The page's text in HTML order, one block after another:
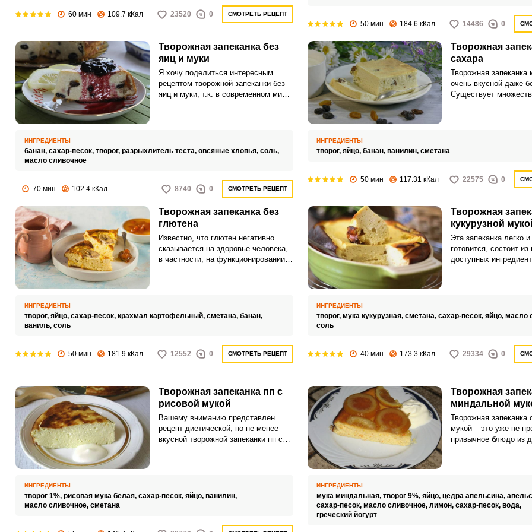
60 мин 109.7 кКал 23520 0 СМОТРЕТЬ РЕЦЕПТ
50 мин 184.6 кКал 14486 0
Творожная запеканка без
яиц и муки
Я хочу поделиться интересным
рецептом творожной запеканки без
яиц и муки, т.к. в современном мире
ИНГРЕДИЕНТЫ
банан, сахар-песок, творог, разрыхлитель теста, овсяные хлопья, соль,
масло сливочное
70 мин 102.4 кКал 8740 0 СМОТРЕТЬ РЕЦЕПТ
Творожная
сахара
Творожная запеканка
очень вкусной даже
Существует
ИНГРЕДИЕНТЫ
творог, яйцо, банан, ванилин, сметана
50 мин 117.31 кКал 22575 0
Творожная запеканка без
глютена
Известно, что глютен негативно
сказывается на здоровье человека,
в частности, на функционировании
ИНГРЕДИЕНТЫ
творог, яйцо, сахар-песок, крахмал картофельный, сметана, банан,
ваниль, соль
50 мин 181.9 кКал 12552 0 СМОТРЕТЬ РЕЦЕПТ
Творожная
кукурузной
Эта запеканка легко
готовится, состоит
доступных
ИНГРЕДИЕНТЫ
творог, мука кукурузная, сметана, сахар-песок, яйцо, масло
соль
40 мин 173.3 кКал 29334 0
Творожная запеканка пп с
рисовой мукой
Вашему вниманию представлен
рецепт диетической, но не менее
вкусной творожной запеканки пп с
ИНГРЕДИЕНТЫ
творог 1%, рисовая мука белая, сахар-песок, яйцо, ванилин,
масло сливочное, сметана
Творожная
миндальной
Творожная запеканка
мукой – это уже не
привычное блюдо из
ИНГРЕДИЕНТЫ
мука миндальная, творог 9%, яйцо, цедра апельсина,
сахар-песок, масло сливочное, лимон, сахар-песок, вода,
греческий йогурт
ВХОД НА САЙТ РЕГИСТРАЦИЯ
Войдите
с помощью социальных сетей:
или